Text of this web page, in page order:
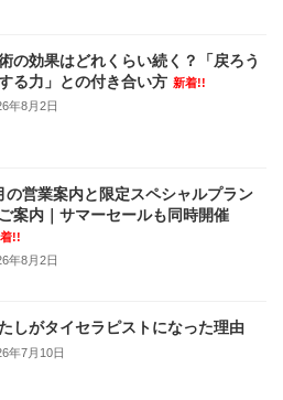
の効果はどれくらい続く？「戻ろう
る力」との付き合い方 新着!!
年8月2日
の営業案内と限定スペシャルプラン
案内｜サマーセールも同時開催
!!
年8月2日
しがタイセラピストになった理由
年7月10日